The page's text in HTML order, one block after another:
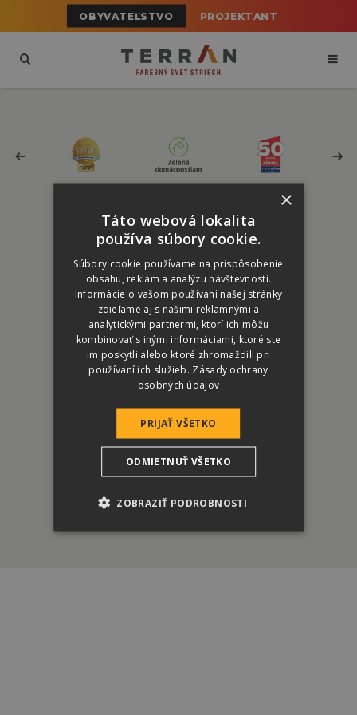
OBYVATEĽSTVO PROJEKTANT
TERRAN Slovakia s.r.o.
Veľká Farma, 925 84 Vlčany
+421 31/779 47 97
terran@terran.sk
Copyright ©2026 Vse pravice pridržane.
×
Táto webová lokalita
používa súbory cookie.
Súbory cookie používame na prispôsobenie
obsahu, reklám a analýzu návštevnosti.
Informácie o vašom používaní našej stránky
zdieľame aj s našimi reklamnými a
analytickými partnermi, ktorí ich môžu
kombinovať s inými informáciami, ktoré ste
im poskytli alebo ktoré zhromaždili pri
používaní ich služieb. Zásady ochrany
osobných údajov
PRIJAŤ VŠETKO
ODMIETNUŤ VŠETKO
ZOBRAZIŤ PODROBNOSTI